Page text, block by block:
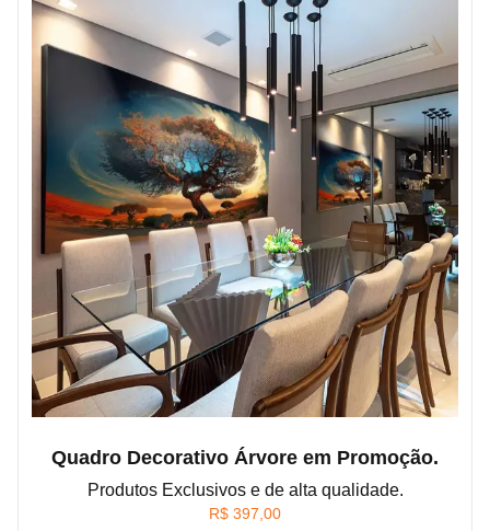
Quadro Decorativo Árvore em Promoção.
Produtos Exclusivos e de alta qualidade.
R$ 397,00